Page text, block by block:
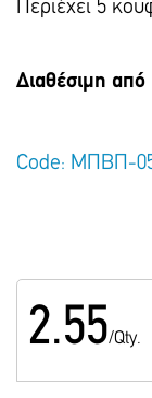
Περιέχει 5
Διαθέσιμη
Code: ΜΠΒΠ-
2.55/Qty.